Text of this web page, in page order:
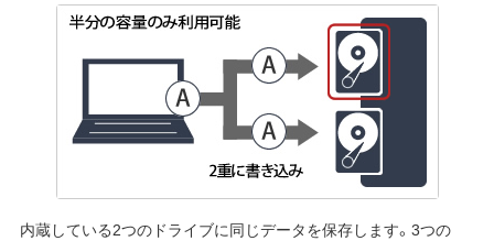
内蔵している2つのドライブに同じデータを保存します。3つの